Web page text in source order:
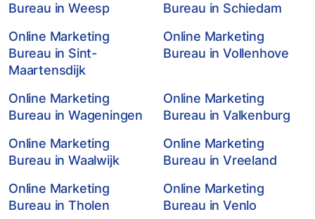
Bureau in Weesp
Bureau in Schiedam
Online Marketing
Bureau in Sint-
Maartensdijk
Online Marketing
Bureau in Vollenhove
Online Marketing
Bureau in Wageningen
Online Marketing
Bureau in Valkenburg
Online Marketing
Bureau in Waalwijk
Online Marketing
Bureau in Vreeland
Online Marketing
Bureau in Tholen
Online Marketing
Bureau in Venlo